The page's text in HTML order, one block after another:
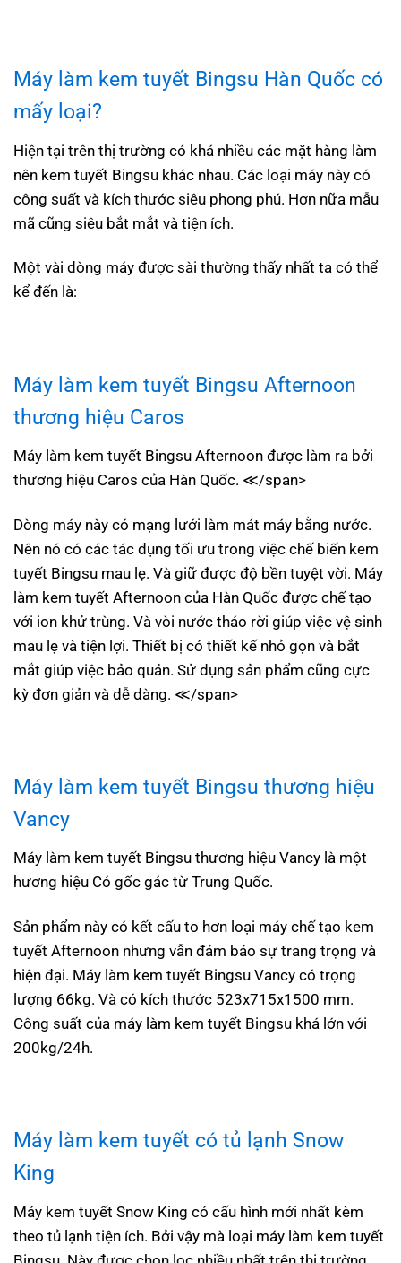
Máy làm kem tuyết Bingsu Hàn Quốc có
mấy loại?
Hiện tại trên thị trường có khá nhiều các mặt hàng làm
nên kem tuyết Bingsu khác nhau. Các loại máy này có
công suất và kích thước siêu phong phú. Hơn nữa mẫu
mã cũng siêu bắt mắt và tiện ích.
Một vài dòng máy được sài thường thấy nhất ta có thể
kể đến là:
Máy làm kem tuyết Bingsu Afternoon
thương hiệu Caros
Máy làm kem tuyết Bingsu Afternoon được làm ra bởi
thương hiệu Caros của Hàn Quốc. ≪/span>
Dòng máy này có mạng lưới làm mát máy bằng nước.
Nên nó có các tác dụng tối ưu trong việc chế biến kem
tuyết Bingsu mau lẹ. Và giữ được độ bền tuyệt vời. Máy
làm kem tuyết Afternoon của Hàn Quốc được chế tạo
với ion khử trùng. Và vòi nước tháo rời giúp việc vệ sinh
mau lẹ và tiện lợi. Thiết bị có thiết kế nhỏ gọn và bắt
mắt giúp việc bảo quản. Sử dụng sản phẩm cũng cực
kỳ đơn giản và dễ dàng. ≪/span>
Máy làm kem tuyết Bingsu thương hiệu
Vancy
Máy làm kem tuyết Bingsu thương hiệu Vancy là một
hương hiệu Có gốc gác từ Trung Quốc.
Sản phẩm này có kết cấu to hơn loại máy chế tạo kem
tuyết Afternoon nhưng vẫn đảm bảo sự trang trọng và
hiện đại. Máy làm kem tuyết Bingsu Vancy có trọng
lượng 66kg. Và có kích thước 523x715x1500 mm.
Công suất của máy làm kem tuyết Bingsu khá lớn với
200kg/24h.
Máy làm kem tuyết có tủ lạnh Snow
King
Máy kem tuyết Snow King có cấu hình mới nhất kèm
theo tủ lạnh tiện ích. Bởi vậy mà loại máy làm kem tuyết